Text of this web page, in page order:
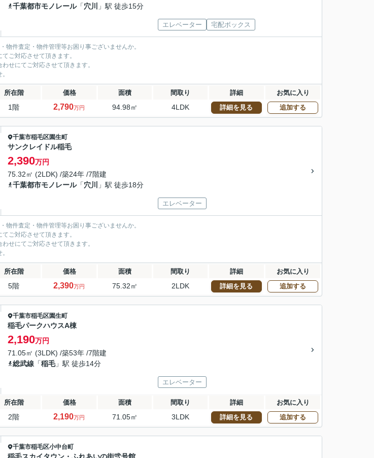
千葉都市モノレール「穴川 」駅 徒歩15分
エレベーター 宅配ボックス
物件査定・物件管理等お困り事ございませんか。
ご対応させて頂きます。
せにてご対応させて頂きます。
所在階 価格 面積 間取り 詳細 お気に入り
1階 2,790万円 94.98㎡ 4LDK 詳細を見る 追加する
千葉市稲毛区園生町
サンクレイドル稲毛
2,390万円
75.32㎡ (2LDK) /築24年 /7階建
千葉都市モノレール「穴川 」駅 徒歩18分
エレベーター
物件査定・物件管理等お困り事ございませんか。
ご対応させて頂きます。
せにてご対応させて頂きます。
所在階 価格 面積 間取り 詳細 お気に入り
5階 2,390万円 75.32㎡ 2LDK 詳細を見る 追加する
千葉市稲毛区園生町
稲毛パークハウスA棟
2,190万円
71.05㎡ (3LDK) /築53年 /7階建
総武線 「稲毛」駅 徒歩14分
エレベーター
所在階 価格 面積 間取り 詳細 お気に入り
2階 2,190万円 71.05㎡ 3LDK 詳細を見る 追加する
千葉市稲毛区小中台町